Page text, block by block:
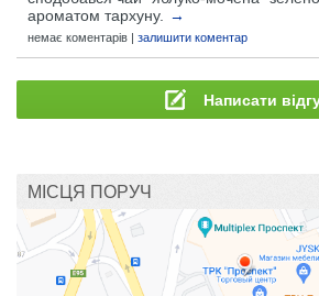
ароматом тархуну.
→
немає коментарів | залишити коментар
Написати
МІСЦЯ ПОРУЧ